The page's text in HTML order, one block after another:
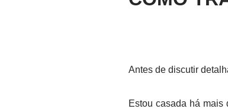
Antes de discutir
Estou casada há